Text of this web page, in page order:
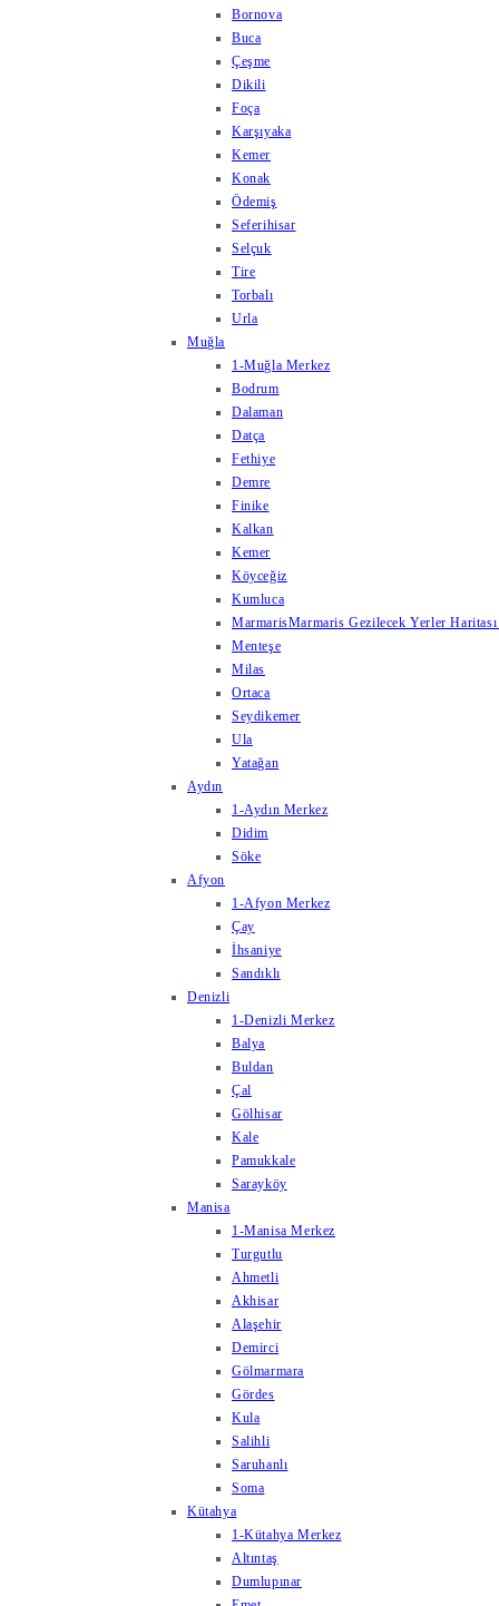
Bornova
Buca
Çeşme
Dikili
Foça
Karşıyaka
Kemer
Konak
Ödemiş
Seferihisar
Selçuk
Tire
Torbalı
Urla
Muğla
1-Muğla Merkez
Bodrum
Dalaman
Datça
Fethiye
Demre
Finike
Kalkan
Kemer
Köyceğiz
Kumluca
MarmarisMarmaris Gezilecek Yerler
Menteşe
Milas
Ortaca
Seydikemer
Ula
Yatağan
Aydın
1-Aydın Merkez
Didim
Söke
Afyon
1-Afyon Merkez
Çay
İhsaniye
Sandıklı
Denizli
1-Denizli Merkez
Balya
Buldan
Çal
Gölhisar
Kale
Pamukkale
Sarayköy
Manisa
1-Manisa Merkez
Turgutlu
Ahmetli
Akhisar
Alaşehir
Demirci
Gölmarmara
Gördes
Kula
Salihli
Saruhanlı
Soma
Kütahya
1-Kütahya Merkez
Altıntaş
Dumlupınar